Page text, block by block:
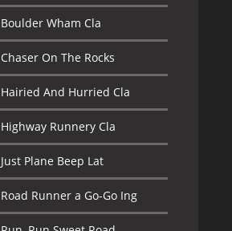
Boulder Wham Cla
Chaser On The Rocks
Hairied And Hurried Cla
Highway Runnery Cla
Just Plane Beep Lat
Road Runner a Go-Go Ing